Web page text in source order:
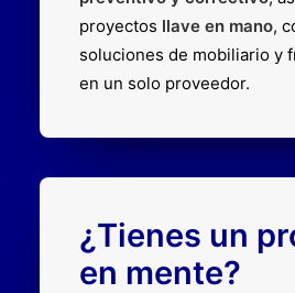
proyectos llave en mano,
soluciones de mobiliario y
en un solo proveedor.
¿Tienes un
en mente?